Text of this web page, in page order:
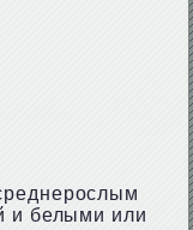
и белыми или